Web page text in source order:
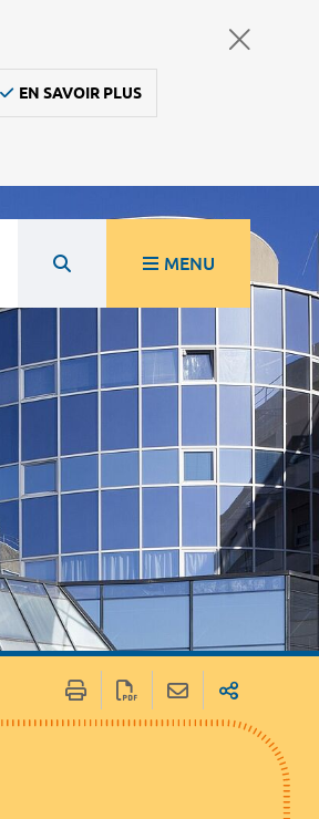
EN SAVOIR PLUS
MENU